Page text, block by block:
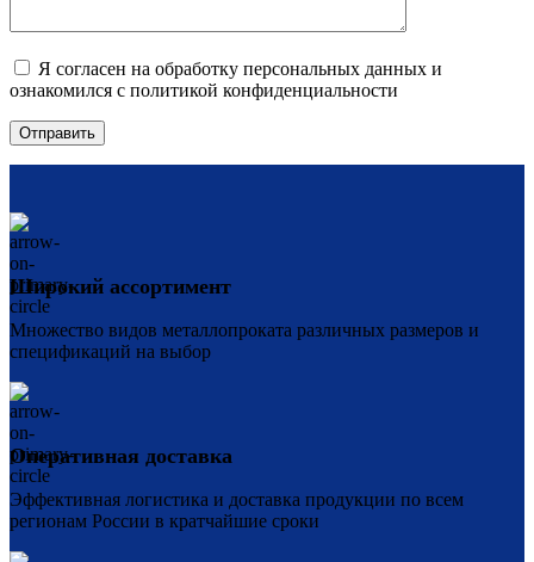
Я согласен на обработку персональных данных и
ознакомился с политикой конфиденциальности
Широкий ассортимент
Множество видов металлопроката различных размеров и
спецификаций на выбор
Оперативная доставка
Эффективная логистика и доставка продукции по всем
регионам России в кратчайшие сроки